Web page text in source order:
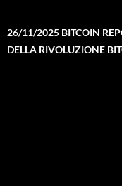
26/11/2025 BITCOIN
DELLA RIVOLUZIONE